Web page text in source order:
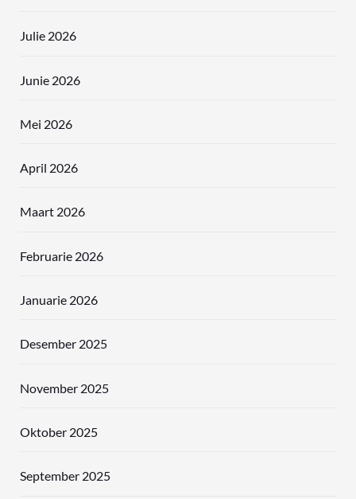
Julie 2026
Junie 2026
Mei 2026
April 2026
Maart 2026
Februarie 2026
Januarie 2026
Desember 2025
November 2025
Oktober 2025
September 2025